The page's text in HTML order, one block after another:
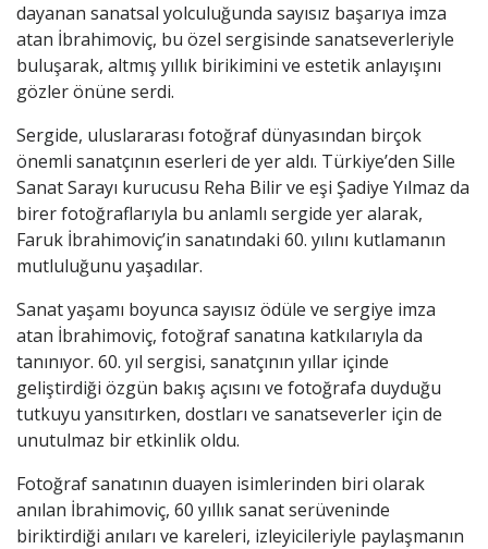
dayanan sanatsal yolculuğunda sayısız başarıya imza
atan İbrahimoviç, bu özel sergisinde sanatseverleriyle
buluşarak, altmış yıllık birikimini ve estetik anlayışını
gözler önüne serdi.
Sergide, uluslararası fotoğraf dünyasından birçok
önemli sanatçının eserleri de yer aldı. Türkiye’den Sille
Sanat Sarayı kurucusu Reha Bilir ve eşi Şadiye Yılmaz da
birer fotoğraflarıyla bu anlamlı sergide yer alarak,
Faruk İbrahimoviç’in sanatındaki 60. yılını kutlamanın
mutluluğunu yaşadılar.
Sanat yaşamı boyunca sayısız ödüle ve sergiye imza
atan İbrahimoviç, fotoğraf sanatına katkılarıyla da
tanınıyor. 60. yıl sergisi, sanatçının yıllar içinde
geliştirdiği özgün bakış açısını ve fotoğrafa duyduğu
tutkuyu yansıtırken, dostları ve sanatseverler için de
unutulmaz bir etkinlik oldu.
Fotoğraf sanatının duayen isimlerinden biri olarak
anılan İbrahimoviç, 60 yıllık sanat serüveninde
biriktirdiği anıları ve kareleri, izleyicileriyle paylaşmanın